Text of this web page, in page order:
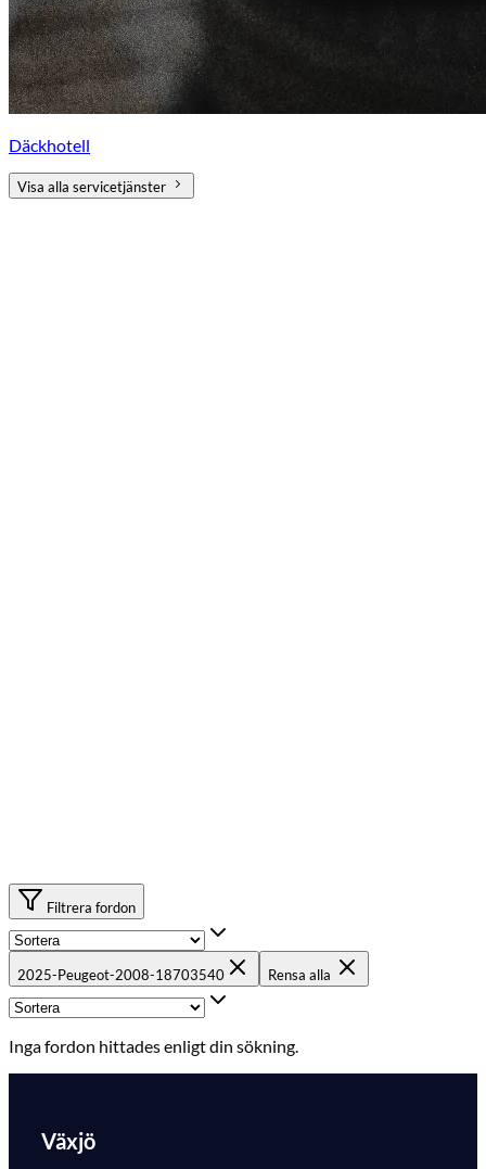
Däckhotell
Visa alla servicetjänster
Filtrera fordon
2025-Peugeot-2008-18703540 Rensa alla
Inga fordon hittades enligt din sökning.
Växjö